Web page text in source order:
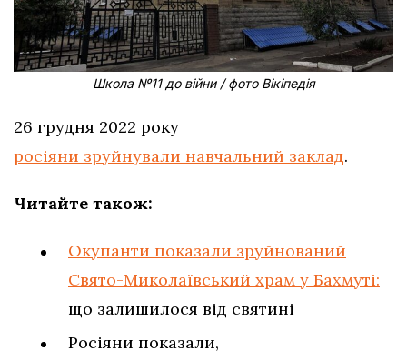
Школа №11 до війни / фото Вікіпедія
26 грудня 2022 року
росіяни зруйнували навчальний заклад.
Читайте також:
Окупанти показали зруйнований
Свято-Миколаївський храм у Бахмуті:
що залишилося від святині
Росіяни показали,